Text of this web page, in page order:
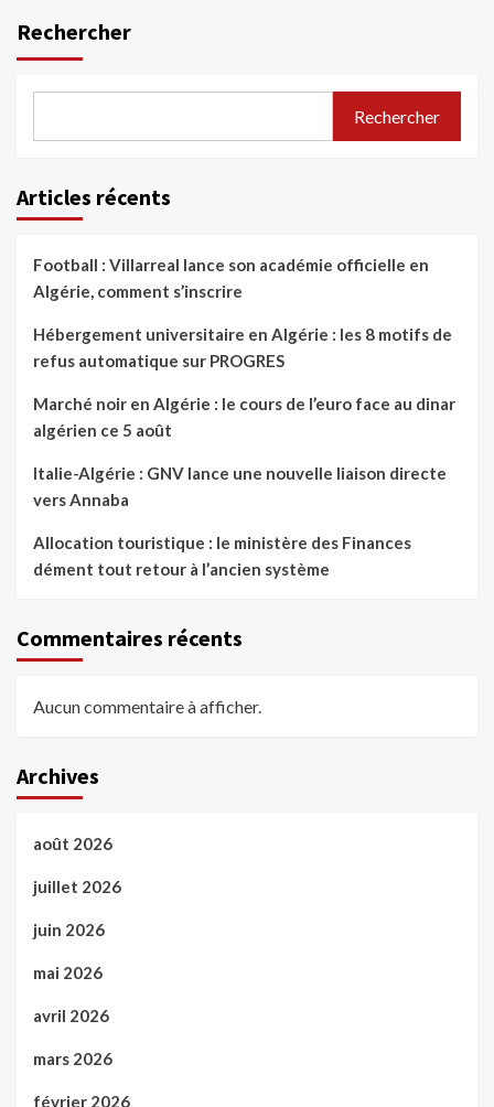
Rechercher
Rechercher
Articles récents
Football : Villarreal lance son académie officielle en
Algérie, comment s’inscrire
Hébergement universitaire en Algérie : les 8 motifs de
refus automatique sur PROGRES
Marché noir en Algérie : le cours de l’euro face au dinar
algérien ce 5 août
Italie-Algérie : GNV lance une nouvelle liaison directe
vers Annaba
Allocation touristique : le ministère des Finances
dément tout retour à l’ancien système
Commentaires récents
Aucun commentaire à afficher.
Archives
août 2026
juillet 2026
juin 2026
mai 2026
avril 2026
mars 2026
février 2026